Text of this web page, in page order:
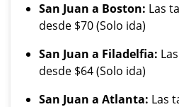
San Juan a Boston: Las
desde $70 (Solo ida)
San Juan a Filadelfia:
desde $64 (Solo ida)
San Juan a Atlanta: Las